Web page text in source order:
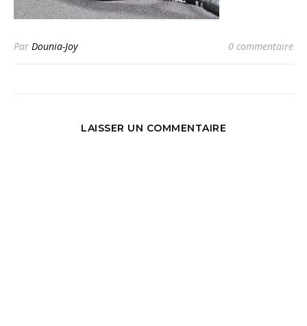
Par Dounia-Joy 0 commentaire
LAISSER UN COMMENTAIRE